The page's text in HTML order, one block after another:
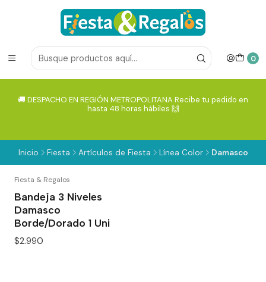
0
🚚 DESPACHO EN REGIÓN METROPOLITANA Recibe tu pedido en
hasta 48 horas hábiles 🙌
Inicio Fiesta Artículos de Fiesta Línea Color Damasco
Fiesta & Regalos
Bandeja 3 Niveles
Damasco
Borde/Dorado 1 Uni
$2.990